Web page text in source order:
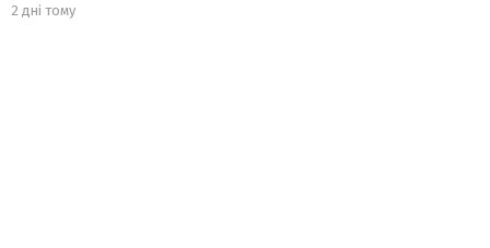
2 дні тому